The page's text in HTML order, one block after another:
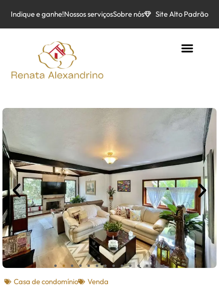
Indique e ganhe!Nossos serviçosSobre nós Site Alto Padrão
Casa de condomínio Venda